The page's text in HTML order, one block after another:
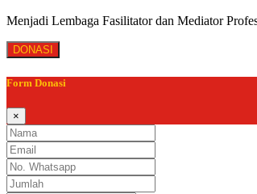
Menjadi Lembaga Fasilitator dan Mediator
DONASI
Form Donasi
×